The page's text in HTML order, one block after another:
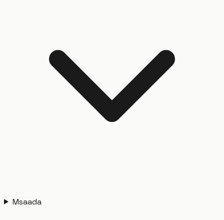
Msaada